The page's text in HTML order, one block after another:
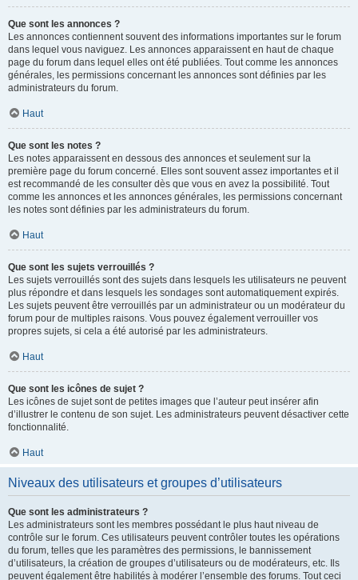
Que sont les annonces ?
Les annonces contiennent souvent des informations importantes sur le forum
dans lequel vous naviguez. Les annonces apparaissent en haut de chaque
page du forum dans lequel elles ont été publiées. Tout comme les annonces
générales, les permissions concernant les annonces sont définies par les
administrateurs du forum.
Haut
Que sont les notes ?
Les notes apparaissent en dessous des annonces et seulement sur la
première page du forum concerné. Elles sont souvent assez importantes et il
est recommandé de les consulter dès que vous en avez la possibilité. Tout
comme les annonces et les annonces générales, les permissions concernant
les notes sont définies par les administrateurs du forum.
Haut
Que sont les sujets verrouillés ?
Les sujets verrouillés sont des sujets dans lesquels les utilisateurs ne peuvent
plus répondre et dans lesquels les sondages sont automatiquement expirés.
Les sujets peuvent être verrouillés par un administrateur ou un modérateur du
forum pour de multiples raisons. Vous pouvez également verrouiller vos
propres sujets, si cela a été autorisé par les administrateurs.
Haut
Que sont les icônes de sujet ?
Les icônes de sujet sont de petites images que l’auteur peut insérer afin
d’illustrer le contenu de son sujet. Les administrateurs peuvent désactiver cette
fonctionnalité.
Haut
Niveaux des utilisateurs et groupes d’utilisateurs
Que sont les administrateurs ?
Les administrateurs sont les membres possédant le plus haut niveau de
contrôle sur le forum. Ces utilisateurs peuvent contrôler toutes les opérations
du forum, telles que les paramètres des permissions, le bannissement
d’utilisateurs, la création de groupes d’utilisateurs ou de modérateurs, etc. Ils
peuvent également être habilités à modérer l’ensemble des forums. Tout ceci